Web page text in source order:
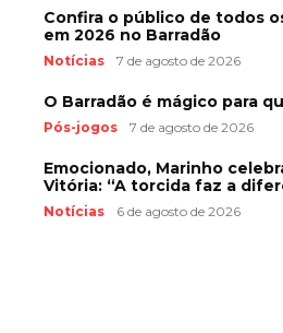
Confira o público de todos
em 2026 no Barradão
Notícias 7 de agosto de 2026
O Barradão é mágico para
Pós-jogos 7 de agosto de 2026
Emocionado, Marinho
Vitória: “A torcida faz a
Notícias 6 de agosto de 2026